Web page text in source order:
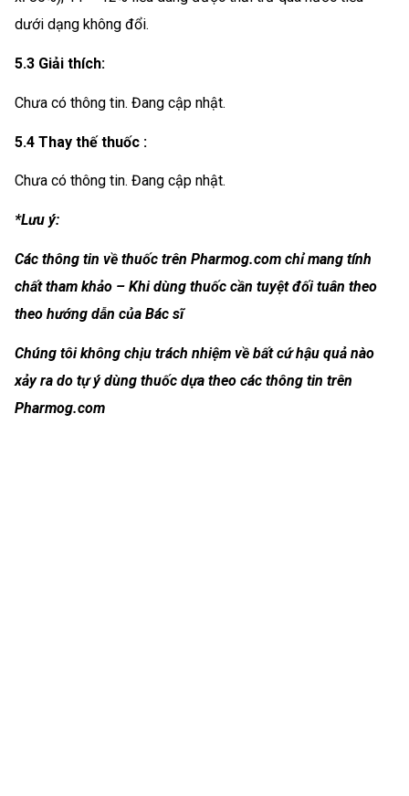
dưới dạng không đổi.
5.3 Giải thích:
Chưa có thông tin. Đang cập nhật.
5.4 Thay thế thuốc :
Chưa có thông tin. Đang cập nhật.
*Lưu ý:
Các thông tin về thuốc trên Pharmog.com chỉ mang tính
chất tham khảo – Khi dùng thuốc cần tuyệt đối tuân theo
theo hướng dẫn của Bác sĩ
Chúng tôi không chịu trách nhiệm về bất cứ hậu quả nào
xảy ra do tự ý dùng thuốc dựa theo các thông tin trên
Pharmog.com